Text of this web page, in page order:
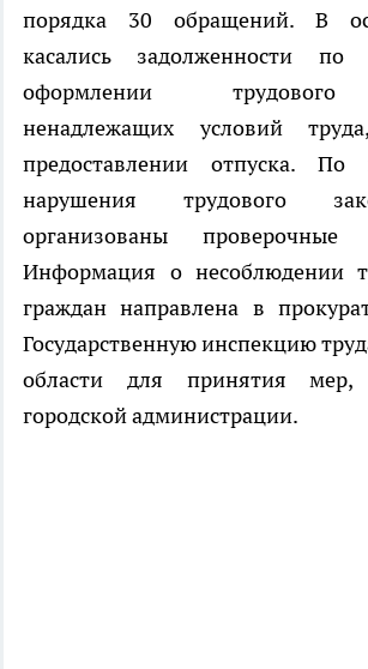
порядка 30 обращений. В
касались задолженности по
оформлении трудового
ненадлежащих условий
предоставлении отпуска.
нарушения трудового
организованы проверочные
Информация о несоблюдении
граждан направлена в
Государственную инспекцию
области для принятия
городской администрации.